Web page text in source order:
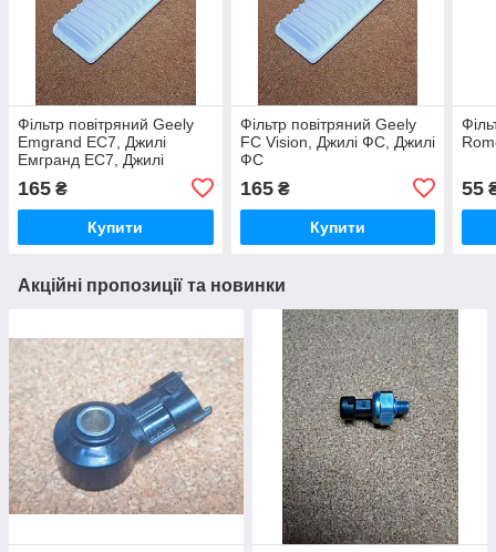
Фільтр повітряний Geely
Emgrand EC7, Джилі
Емгранд ЕС7, Джилі
165 ₴
Купити
Фільтр повітряний Geely
FC Vision, Джилі ФС, Джилі
ФС
165₴
Купити
55
Акційні пропозиції та новинки